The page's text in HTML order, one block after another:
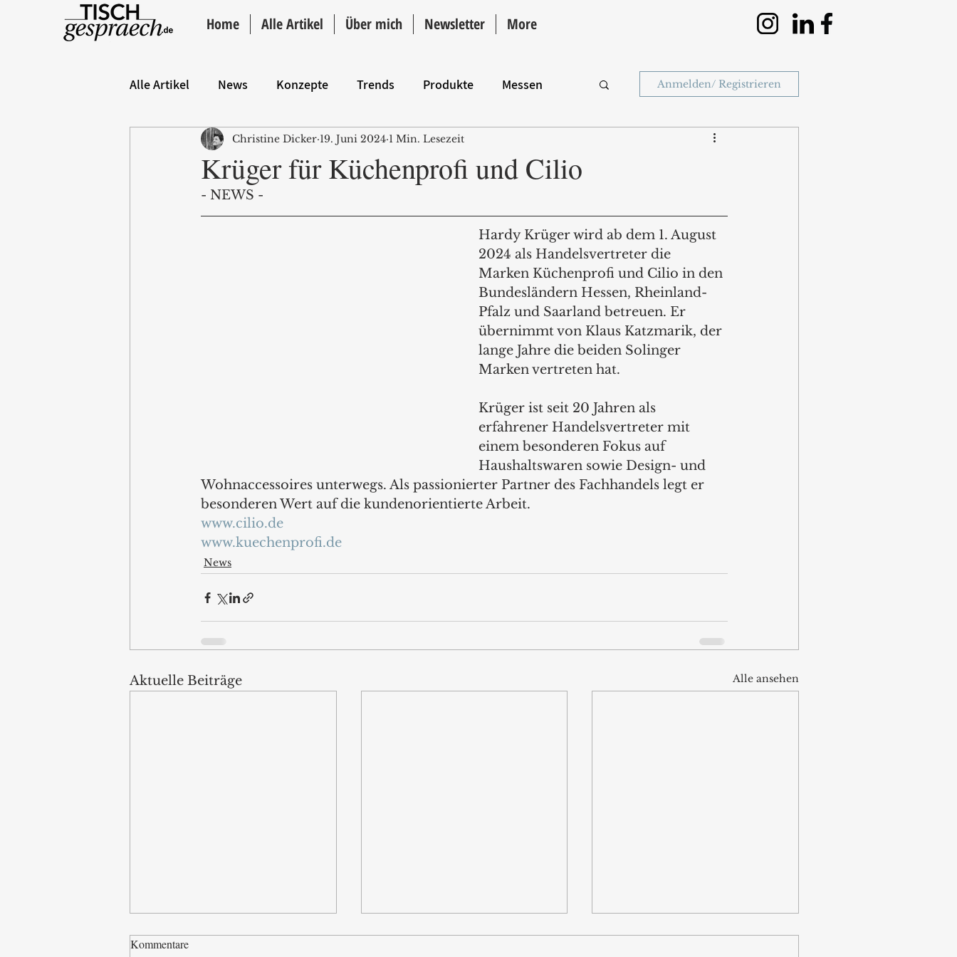
Home Alle Artikel Über mich Newsletter More
Alle Artikel News Konzepte Trends Produkte Messen
Hintergrund ANZEIGE Intro
Anmelden/ Registrieren
Krüger für Küchenprofi und Cilio
Christine Dicker 19. Juni 2024 1 Min. Lesezeit
- NEWS -
Hardy Krüger wird ab dem 1. August
2024 als Handelsvertreter die
Marken Küchenprofi und Cilio in den
Bundesländern Hessen, Rheinland-
Pfalz und Saarland betreuen. Er
übernimmt von Klaus Katzmarik, der
lange Jahre die beiden Solinger
Marken vertreten hat.
Krüger ist seit 20 Jahren als
erfahrener Handelsvertreter mit
einem besonderen Fokus auf
Haushaltswaren sowie Design- und
Wohnaccessoires unterwegs. Als passionierter Partner des Fachhandels legt er
besonderen Wert auf die kundenorientierte Arbeit.
www.cilio.de
www.kuechenprofi.de
News
Aktuelle Beiträge Alle ansehen
Kommentare